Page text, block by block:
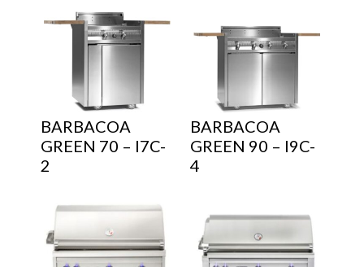
BARBACOA
GREEN 70 – I7C-
2
BARBACOA
GREEN 90 – I9C-
4